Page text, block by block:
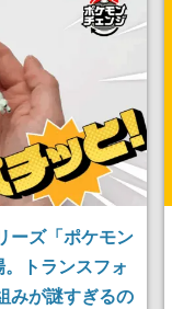
ーズ「ポケモン
トランスフォ
みが謎すぎるの